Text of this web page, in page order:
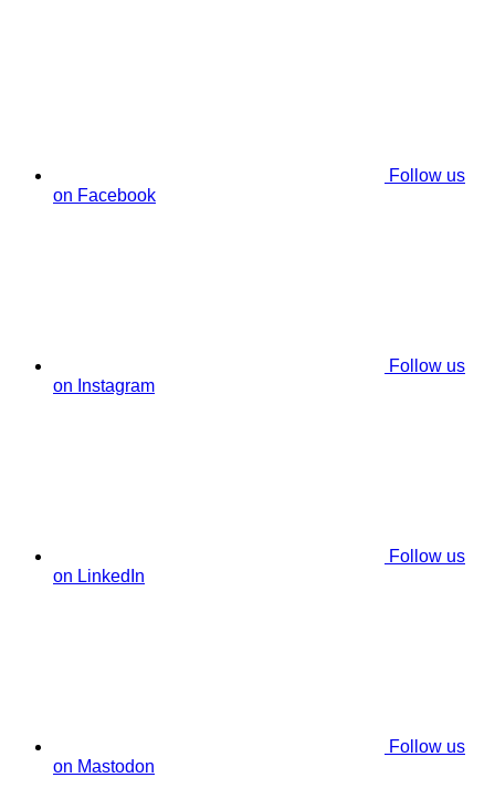
Follow us
on Facebook
Follow us
on Instagram
Follow us
on LinkedIn
Follow us
on Mastodon